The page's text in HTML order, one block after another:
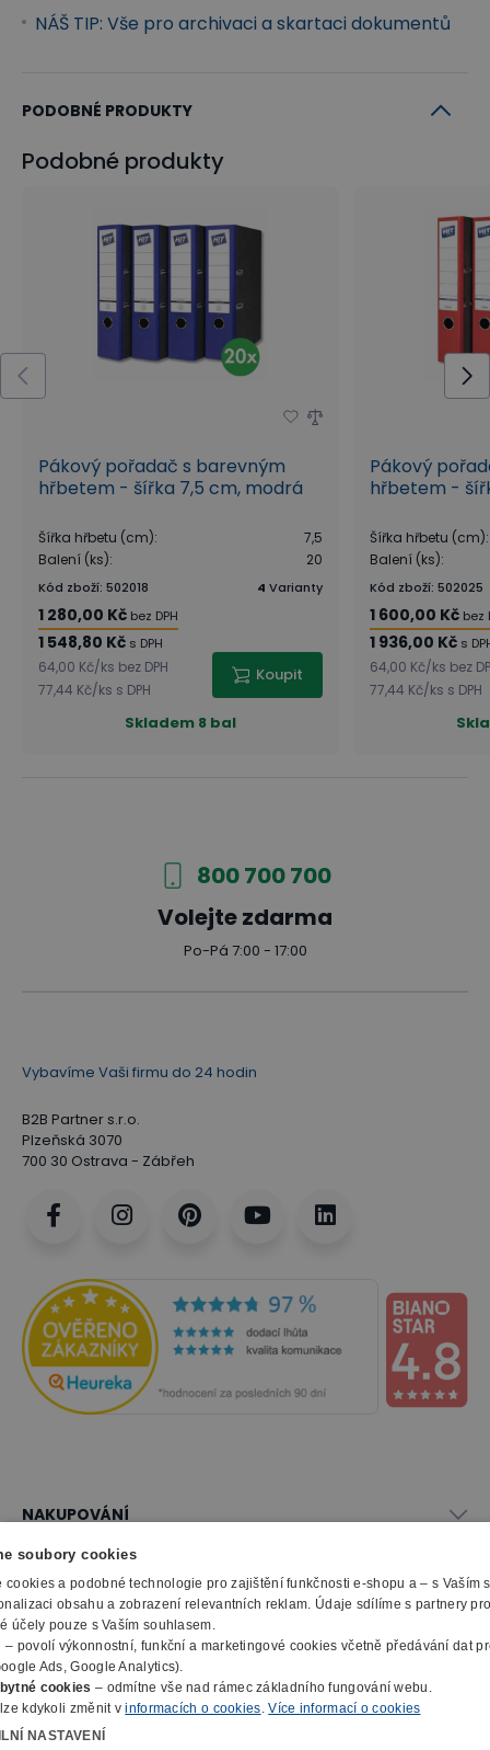
NÁŠ TIP: Vše pro archivaci a skartaci dokumentů
PODOBNÉ PRODUKTY
Podobné produkty
Pákový pořadač s barevným
hřbetem - šířka 7,5 cm, modrá
Šířka hřbetu (cm):
7,5
Balení (ks): 20
Kód zboží: 502018 4 Varianty
1 280,00 Kč bez DPH
1 548,80 Kč s DPH
64,00 Kč/ks bez DPH
77,44 Kč/ks s DPH
Koupit
Skladem 8 bal
Pákový
hřbetem -
Šířka hřbetu (cm):
Balení (ks):
Kód zboží: 502025
1 600,00 Kč bez
1 936,00 Kč s
64,00 Kč/ks bez
77,44 Kč/ks s DPH
800 700 700
Volejte zdarma
Po-Pá 7:00 - 17:00
Vybavíme Vaši firmu do 24 hodin
B2B Partner s.r.o.
Plzeňská 3070
700 30 Ostrava - Zábřeh
NAKUPOVÁNÍ
Vše o nákupu
Obchodní podmínky
Doprava a montáž
Možnosti platby
Záruka, servis, reklamace
Ochrana osobních údajů
Informace o cookies
Jak nakupovat
SLUŽBY
Naše katalogy
Reklamační formulář
Výroba kancelářského nábytku
Zpracování elektroodpadu
E-Procurement
O FIRMĚ
O nás
Kontakty
Členství v organizacích
© 2010 - 2026 B2B Partner s.r.o. - Všechna práva vyhrazena.
soubory cookies
cookies a podobné technologie pro zajištění funkčnosti e-shopu a – s Vaším
obsahu a zobrazení relevantních reklam. Údaje sdílíme s partnery
účely pouze s Vaším souhlasem.
– povolí výkonnostní, funkční a marketingové cookies včetně předávání dat
Ads, Google Analytics).
cookies – odmítne vše nad rámec základního fungování webu.
kdykoli změnit vinformacích o cookies. Více informací o cookies
NASTAVENÍ